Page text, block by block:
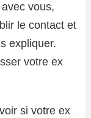
vous,
le contact et
expliquer.
votre ex
si votre ex